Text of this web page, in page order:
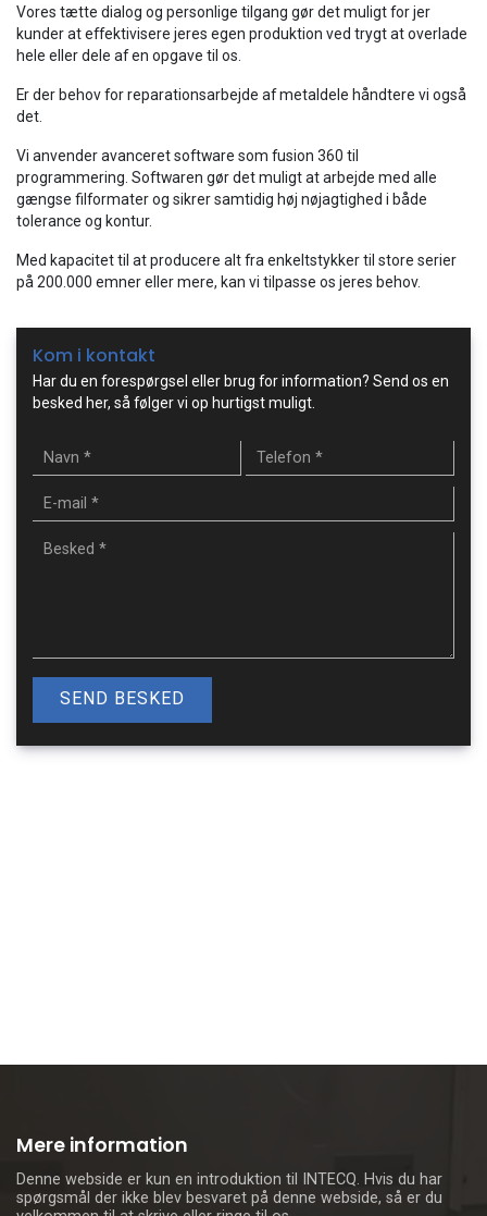
Vores tætte dialog og personlige tilgang gør det muligt for jer
kunder at effektivisere jeres egen produktion ved trygt at overlade
hele eller dele af en opgave til os.
Er der behov for reparationsarbejde af metaldele håndtere vi også
det.
Vi anvender avanceret software som fusion 360 til
programmering. Softwaren gør det muligt at arbejde med alle
gængse filformater og sikrer samtidig høj nøjagtighed i både
tolerance og kontur.
Med kapacitet til at producere alt fra enkeltstykker til store serier
på 200.000 emner eller mere, kan vi tilpasse os jeres behov.
Kom i kontakt
Har du en forespørgsel eller brug for information? Send os en
besked her, så følger vi op hurtigst muligt.
Mere information
Denne webside er kun en introduktion til INTECQ. Hvis du har
spørgsmål der ikke blev besvaret på denne webside, så er du